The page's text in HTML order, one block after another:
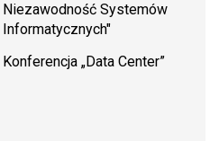
Niezawodność Systemów
Informatycznych"
Konferencja „Data Center”